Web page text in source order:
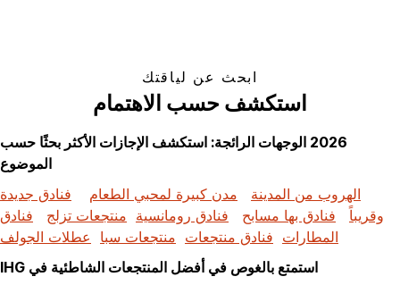
ابحث عن لياقتك
استكشف حسب الاهتمام
2026 الوجهات الرائجة: استكشف الإجازات الأكثر بحثًا حسب
الموضوع
الهروب من المدينة
مدن كبيرة لمحبي الطعام
فنادق جديدة
وقريباً
فنادق بها مسابح فنادق رومانسية منتجعات تزلج
فنادق
المطارات فنادق منتجعات منتجعات سبا
عطلات الجولف
استمتع بالغوص في أفضل المنتجعات الشاطئية في IHG